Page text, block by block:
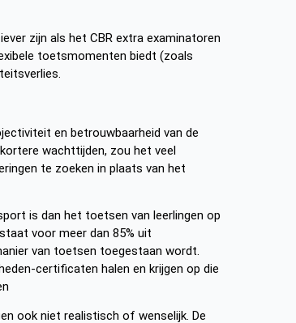
zijn als het CBR extra examinatoren
toetsmomenten biedt (zoals
en betrouwbaarheid van de
wachttijden, zou het veel
te zoeken in plaats van het
is dan het toetsen van leerlingen op
voor meer dan 85% uit
van toetsen toegestaan wordt.
certificaten halen en krijgen op die
ook niet realistisch of wenselijk. De